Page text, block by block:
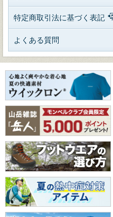
特定商取引法に基づく表記
よくある質問